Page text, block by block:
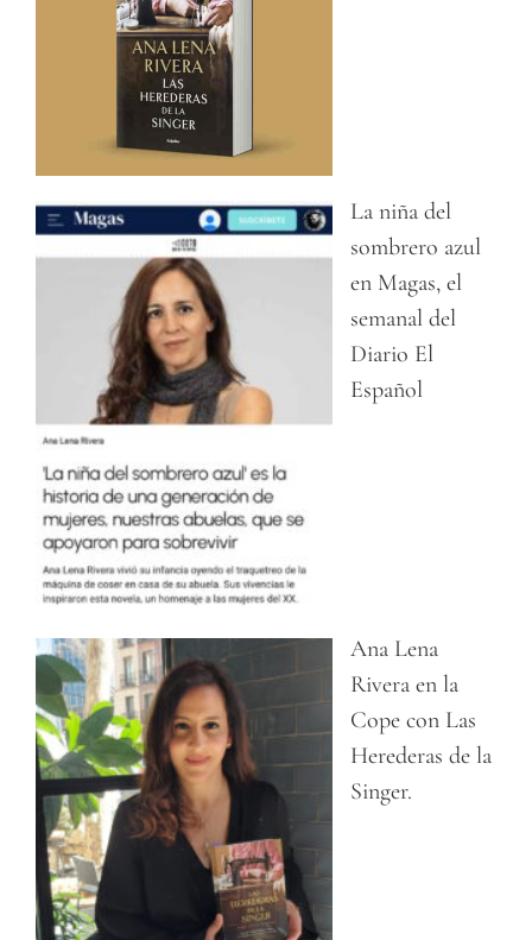
La niña del
sombrero azul
en Magas, el
semanal del
Diario El
Español
Ana Lena
Rivera en la
Cope con Las
Herederas de la
Singer.